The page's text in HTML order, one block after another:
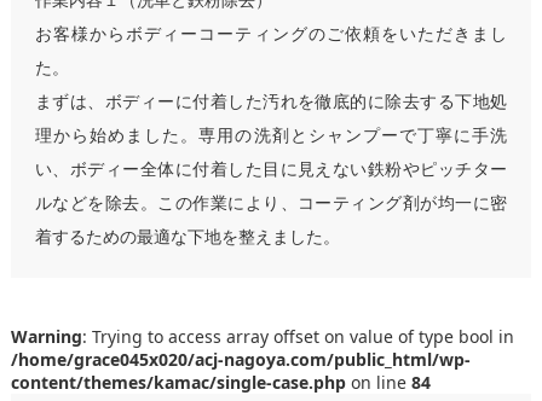
お客様からボディーコーティングのご依頼をいただきまし
た。
まずは、ボディーに付着した汚れを徹底的に除去する下地処
理から始めました。専用の洗剤とシャンプーで丁寧に手洗
い、ボディー全体に付着した目に見えない鉄粉やピッチター
ルなどを除去。この作業により、コーティング剤が均一に密
着するための最適な下地を整えました。
Warning: Trying to access array offset on value of type bool in
/home/grace045x020/acj-nagoya.com/public_html/wp-
content/themes/kamac/single-case.phpon line 84